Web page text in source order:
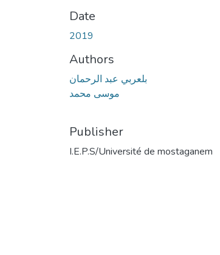
Date
2019
Authors
بلعربي عبد الرحمان
موسى محمد
Publisher
I.E.P.S/Université de mostaganem